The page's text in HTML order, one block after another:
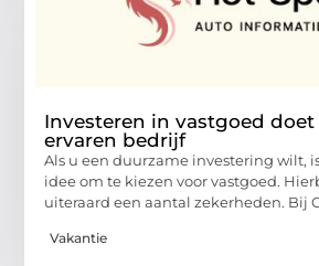
Investeren in vastgoed
ervaren bedrijf
Als u een duurzame investering wilt,
idee om te kiezen voor vastgoed.
uiteraard een aantal zekerheden. Bij
Vakantie